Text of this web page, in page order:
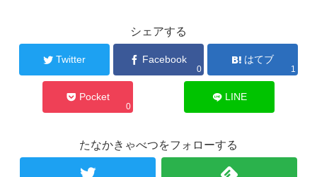
シェアする
Twitter Facebook
0
はてブ
1
Pocket
0
LINE
たなかきゃべつをフォローする